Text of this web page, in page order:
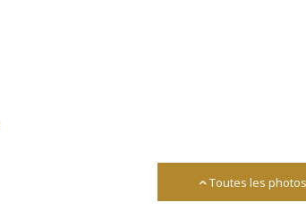
Toutes les